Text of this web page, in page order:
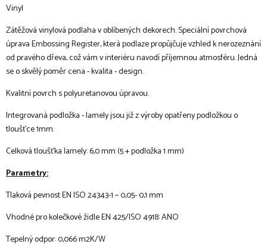
Vinyl
Zátěžová vinylová podlaha v oblíbených dekorech. Speciální povrchová
úprava Embossing Register, která podlaze propůjčuje vzhled k nerozeznání
od pravého dřeva, což vám v interiéru navodí příjemnou atmosféru. Jedná
se o skvělý poměr cena - kvalita - design.
Kvalitní povrch s polyuretanovou úpravou.
Integrovaná podložka - lamely jsou již z výroby opatřeny podložkou o
tloušťce 1mm.
Celková tloušťka lamely: 6,0 mm (5 + podložka 1 mm)
Parametry:
Tlaková pevnost EN ISO 24343-1 ~ 0,05- 0,1 mm
Vhodné pro kolečkové židle EN 425/ISO 4918: ANO
Tepelný odpor: 0,066 m2K/W